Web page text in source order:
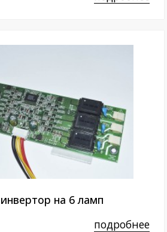
на 6 ламп
подробнее